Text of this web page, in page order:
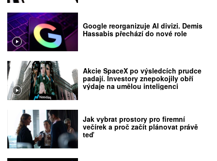
Google reorganizuje AI divizi. Demis
Hassabis přechází do nové role
Akcie SpaceX po výsledcích prudce
padají. Investory znepokojily obří
výdaje na umělou inteligenci
Jak vybrat prostory pro firemní
večírek a proč začít plánovat právě
teď